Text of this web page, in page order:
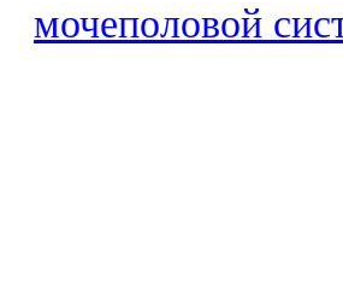
мочеполовой